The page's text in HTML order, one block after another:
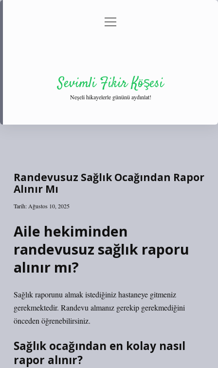
Gizlilik Politikası
menüyü
Sevimli Fikir Köşesi
Neşeli hikayelerle gününü aydınlat!
Randevusuz Sağlık Ocağından Rapor
Alınır Mı
Tarih: Ağustos 10, 2025
Aile hekiminden
randevusuz sağlık raporu
alınır mı?
Sağlık raporunu almak istediğiniz hastaneye gitmeniz
gerekmektedir. Randevu almanız gerekip gerekmediğini
önceden öğrenebilirsiniz.
Sağlık ocağından en kolay nasıl
rapor alınır?